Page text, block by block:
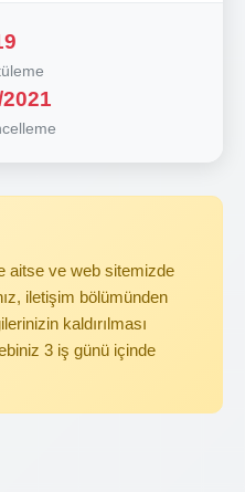
aitse ve web sitemizde
iletişim bölümünden
kaldırılması
3 iş günü içinde